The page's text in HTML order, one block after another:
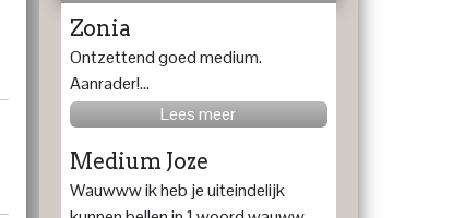
Zonia
Ontzettend goed medium.
Aanrader!...
Lees meer
Medium Joze
Wauwww ik heb je uiteindelijk